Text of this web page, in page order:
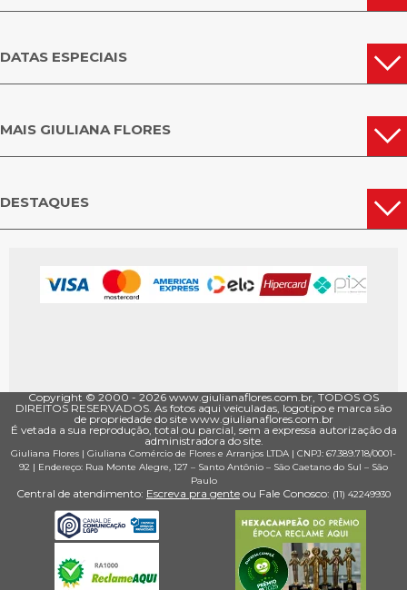
DATAS ESPECIAIS
MAIS GIULIANA FLORES
DESTAQUES
Copyright © 2000 - ­2026 www.giulianaflores.com.br, TODOS OS
DIREITOS RESERVADOS. As fotos aqui veiculadas, logotipo e marca são
de propriedade do site www.giulianaflores.com.br
É vetada a sua reprodução, total ou parcial, sem a expressa autorização da
administradora do site.
Giuliana Flores | Giuliana Comércio de Flores e Arranjos LTDA | CNPJ: 67.389.718/0001­
92 | Endereço: Rua Monte Alegre, 127 – Santo Antônio – São Caetano do Sul – São
Paulo
Central de atendimento: Escreva pra gente ou Fale Conosco: (11) 4224­9930